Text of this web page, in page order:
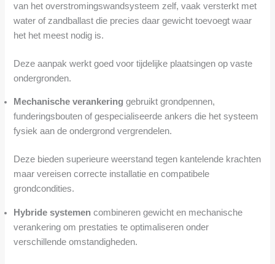
van het overstromingswandsysteem zelf, vaak versterkt met
water of zandballast die precies daar gewicht toevoegt waar
het het meest nodig is.
Deze aanpak werkt goed voor tijdelijke plaatsingen op vaste
ondergronden.
Mechanische verankering gebruikt grondpennen,
funderingsbouten of gespecialiseerde ankers die het systeem
fysiek aan de ondergrond vergrendelen.
Deze bieden superieure weerstand tegen kantelende krachten
maar vereisen correcte installatie en compatibele
grondcondities.
Hybride systemen combineren gewicht en mechanische
verankering om prestaties te optimaliseren onder
verschillende omstandigheden.